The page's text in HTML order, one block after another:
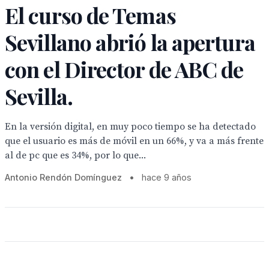
El curso de Temas
Sevillano abrió la apertura
con el Director de ABC de
Sevilla.
En la versión digital, en muy poco tiempo se ha detectado
que el usuario es más de móvil en un 66%, y va a más frente
al de pc que es 34%, por lo que...
Antonio Rendón Domínguez • hace 9 años